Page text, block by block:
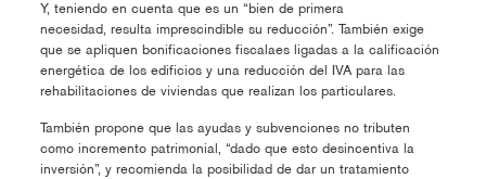
Y, teniendo en cuenta que es un “bien de primera
necesidad, resulta imprescindible su reducción”. También exige
que se apliquen bonificaciones fiscalaes ligadas a la calificación
energética de los edificios y una reducción del IVA para las
rehabilitaciones de viviendas que realizan los particulares.
También propone que las ayudas y subvenciones no tributen
como incremento patrimonial, “dado que esto desincentiva la
inversión”, y recomienda la posibilidad de dar un tratamiento